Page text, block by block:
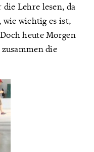
Lehre lesen, da
wichtig es ist,
heute Morgen
die